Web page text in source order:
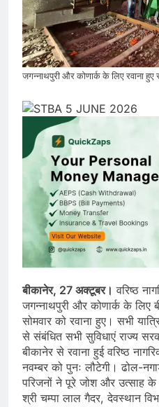
जगन्नाथपुरी और कोणार्क के लिए रवाना
बीकानेर, 27 अक्टूबर। वरिष्ठ
जगन्नाथपुरी और कोणार्क के लिए
सोमवार को रवाना हुए। सभी
से संबंधित सभी सुविधाएं राज्य
बीकानेर से रवाना हुई वरिष्ठ
नवम्बर को पुनः लौटेगी। ढोल-
परिजनों ने पूरे जोश और उत्साह के
श्री चम्पा लाल गैदर, देवस्थान